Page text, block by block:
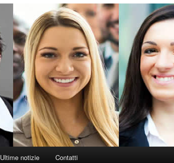
Ultime notizie Contatti